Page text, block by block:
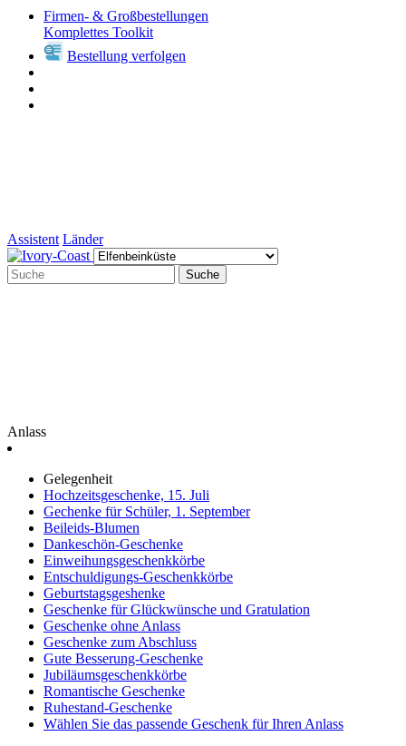
Firmen- & Großbestellungen
Komplettes Toolkit
Bestellung verfolgen
Assistent Länder
Suche
Anlass
Gelegenheit
Hochzeitsgeschenke, 15. Juli
Gechenke für Schüler, 1. September
Beileids-Blumen
Dankeschön-Geschenke
Einweihungsgeschenkkörbe
Entschuldigungs-Geschenkkörbe
Geburtstagsgeshenke
Geschenke für Glückwünsche und Gratulation
Geschenke ohne Anlass
Geschenke zum Abschluss
Gute Besserung-Geschenke
Jubiläumsgeschenkkörbe
Romantische Geschenke
Ruhestand-Geschenke
Wählen Sie das passende Geschenk für Ihren Anlass